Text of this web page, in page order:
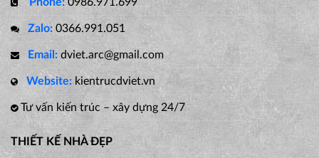
Zalo: 0366.991.051
Email: dviet.arc@gmail.com
Website: kientrucdviet.vn
Tư vấn kiến trúc – xây dựng 24/7
THIẾT KẾ NHÀ ĐẸP